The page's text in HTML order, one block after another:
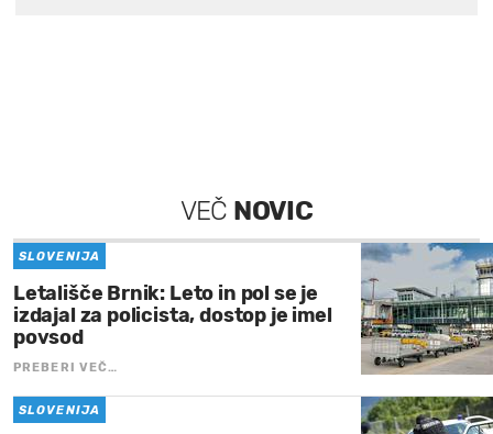
VEČ NOVIC
SLOVENIJA
Letališče Brnik: Leto in pol se je
izdajal za policista, dostop je imel
povsod
PREBERI VEČ…
SLOVENIJA